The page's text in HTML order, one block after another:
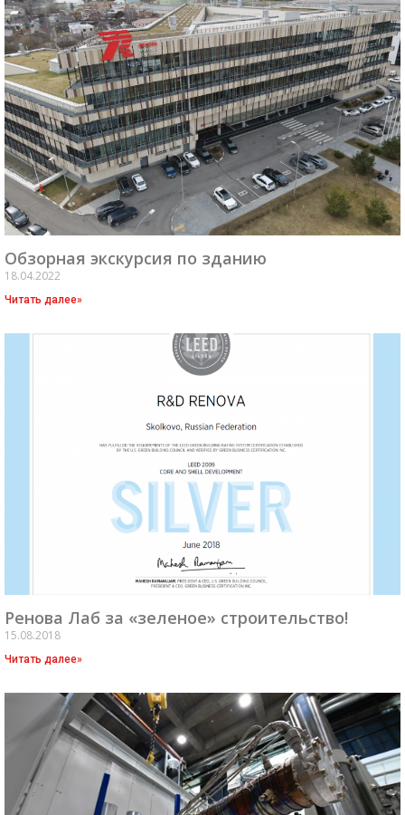
Обзорная экскурсия по зданию
18.04.2022
Читать далее»
Ренова Лаб за «зеленое» строительство!
15.08.2018
Читать далее»